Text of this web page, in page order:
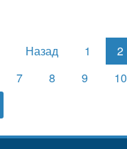
Назад 1 2
7 8 9 10